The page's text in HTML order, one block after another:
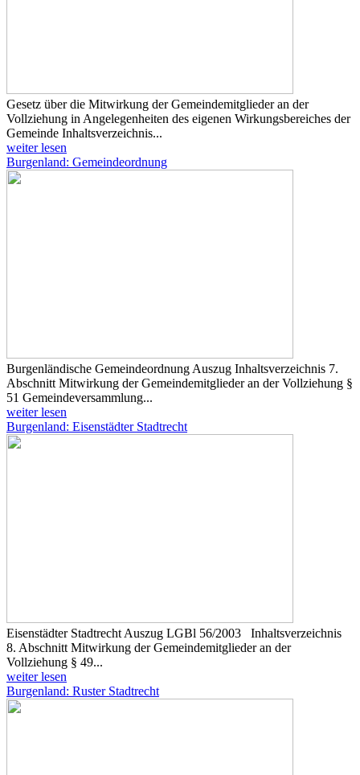
Gesetz über die Mitwirkung der Gemeindemitglieder an der
Vollziehung in Angelegenheiten des eigenen Wirkungsbereiches der
Gemeinde Inhaltsverzeichnis...
weiter lesen
Burgenland: Gemeindeordnung
Burgenländische Gemeindeordnung Auszug Inhaltsverzeichnis 7.
Abschnitt Mitwirkung der Gemeindemitglieder an der Vollziehung §
51 Gemeindeversammlung...
weiter lesen
Burgenland: Eisenstädter Stadtrecht
Eisenstädter Stadtrecht Auszug LGBl 56/2003 Inhaltsverzeichnis
8. Abschnitt Mitwirkung der Gemeindemitglieder an der
Vollziehung § 49...
weiter lesen
Burgenland: Ruster Stadtrecht